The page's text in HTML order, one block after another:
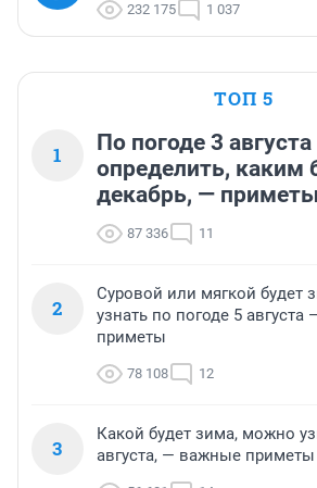
232 175 1 037
ТОП 5
1
По погоде 3
определить, каким
декабрь, —
87 336 11
2
Суровой или мягкой будет
узнать по погоде 5
приметы
78 108 12
3
Какой будет зима, можно
августа, — важные приметы